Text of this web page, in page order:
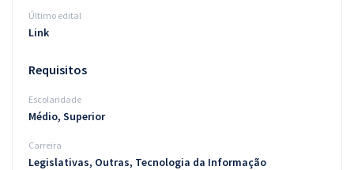
Último edital
Link
Requisitos
Escolaridade
Médio, Superior
Carreira
Legislativas, Outras, Tecnologia da Informação